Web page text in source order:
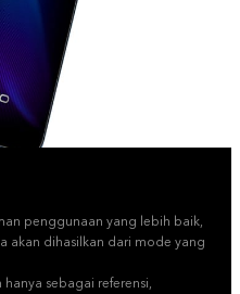
penggunaan yang lebih baik,
akan dihasilkan dari mode yang
sebagai referensi,